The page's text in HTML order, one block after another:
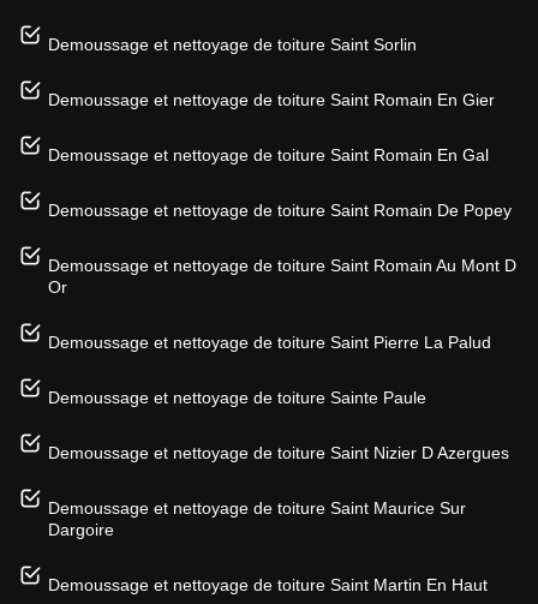
Demoussage et nettoyage de toiture Saint Sorlin
Demoussage et nettoyage de toiture Saint Romain En Gier
Demoussage et nettoyage de toiture Saint Romain En Gal
Demoussage et nettoyage de toiture Saint Romain De Popey
Demoussage et nettoyage de toiture Saint Romain Au Mont D
Or
Demoussage et nettoyage de toiture Saint Pierre La Palud
Demoussage et nettoyage de toiture Sainte Paule
Demoussage et nettoyage de toiture Saint Nizier D Azergues
Demoussage et nettoyage de toiture Saint Maurice Sur
Dargoire
Demoussage et nettoyage de toiture Saint Martin En Haut